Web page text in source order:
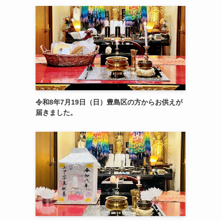
令和8年7月19日（日）豊島区の方からお供えが
届きました。